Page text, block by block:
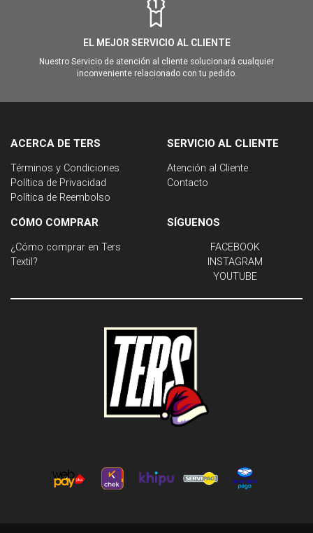
EL MEJOR SERVICIO AL CLIENTE
Nuestro Servicio de atención al cliente solucionará cualquier
inconveniente relacionado con tu pedido.
ACERCA DE TERS
Términos y Condiciones
Política de Privacidad
Política de Reembolso
SERVICIO AL CLIENTE
Atención al Cliente
Contacto
CÓMO COMPRAR
¿Cómo comprar en Ters
Textil?
SÍGUENOS
FACEBOOK
INSTAGRAM
YOUTUBE